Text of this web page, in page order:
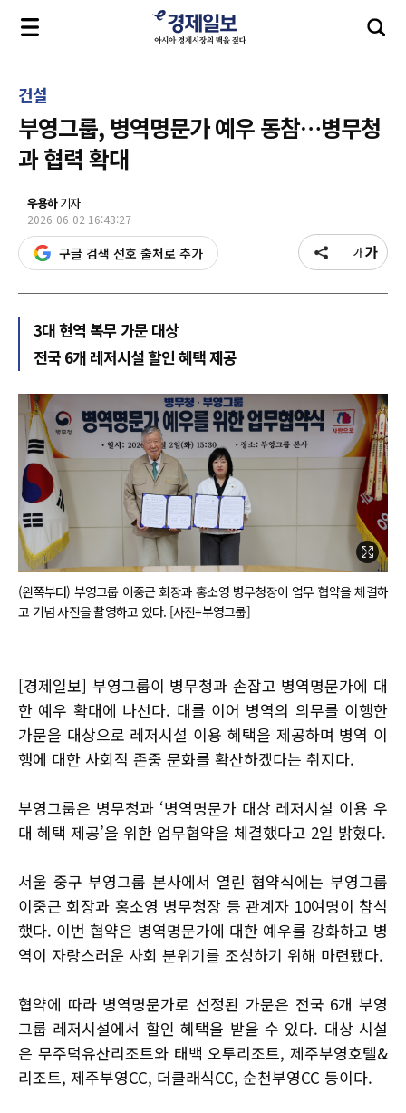
건설
부영그룹, 병역명문가 예우 동참…병무청
과 협력 확대
우용하기자
2026-06-02 16:43:27
구글 검색 선호 출처로 추가
3대 현역 복무 가문 대상
전국 6개 레저시설 할인 혜택 제공
(왼쪽부터) 부영그룹 이중근 회장과 홍소영 병무청장이 업무 협약을 체결하
고 기념 사진을 촬영하고 있다. [사진=부영그룹]
[경제일보] 부영그룹이 병무청과 손잡고 병역명문가에 대
한 예우 확대에 나선다. 대를 이어 병역의 의무를 이행한
가문을 대상으로 레저시설 이용 혜택을 제공하며 병역 이
행에 대한 사회적 존중 문화를 확산하겠다는 취지다.
부영그룹은 병무청과 ‘병역명문가 대상 레저시설 이용 우
대 혜택 제공’을 위한 업무협약을 체결했다고 2일 밝혔다.
서울 중구 부영그룹 본사에서 열린 협약식에는 부영그룹
이중근 회장과 홍소영 병무청장 등 관계자 10여명이 참석
했다. 이번 협약은 병역명문가에 대한 예우를 강화하고 병
역이 자랑스러운 사회 분위기를 조성하기 위해 마련됐다.
협약에 따라 병역명문가로 선정된 가문은 전국 6개 부영
그룹 레저시설에서 할인 혜택을 받을 수 있다. 대상 시설
은 무주덕유산리조트와 태백 오투리조트, 제주부영호텔&
리조트, 제주부영CC, 더클래식CC, 순천부영CC 등이다.